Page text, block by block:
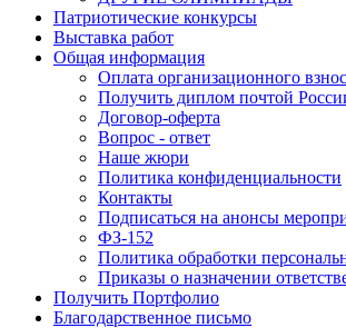
Патриотические конкурсы
Выставка работ
Общая информация
Оплата организационного
Получить диплом почтой
Договор-оферта
Вопрос - ответ
Наше жюри
Политика конфиденциальности
Контакты
Подписаться на анонсы
ФЗ-152
Политика обработки
Приказы о назначении
Получить Портфолио
Благодарственное письмо